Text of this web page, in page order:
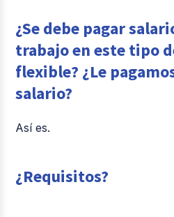
¿Se debe pagar
trabajo en este tipo
flexible? ¿Le
salario?
Así es.
¿Requisitos?